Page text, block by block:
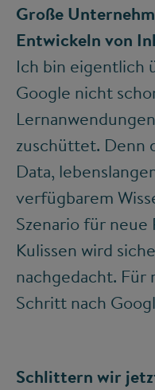
Große
Entwickeln von
Ich bin eigentlich
Google nicht
zuschüttet. Denn
Data,
verfügbarem
Szenario für
Kulissen wird
nachgedacht. Für
Schritt nach
Schlittern wir